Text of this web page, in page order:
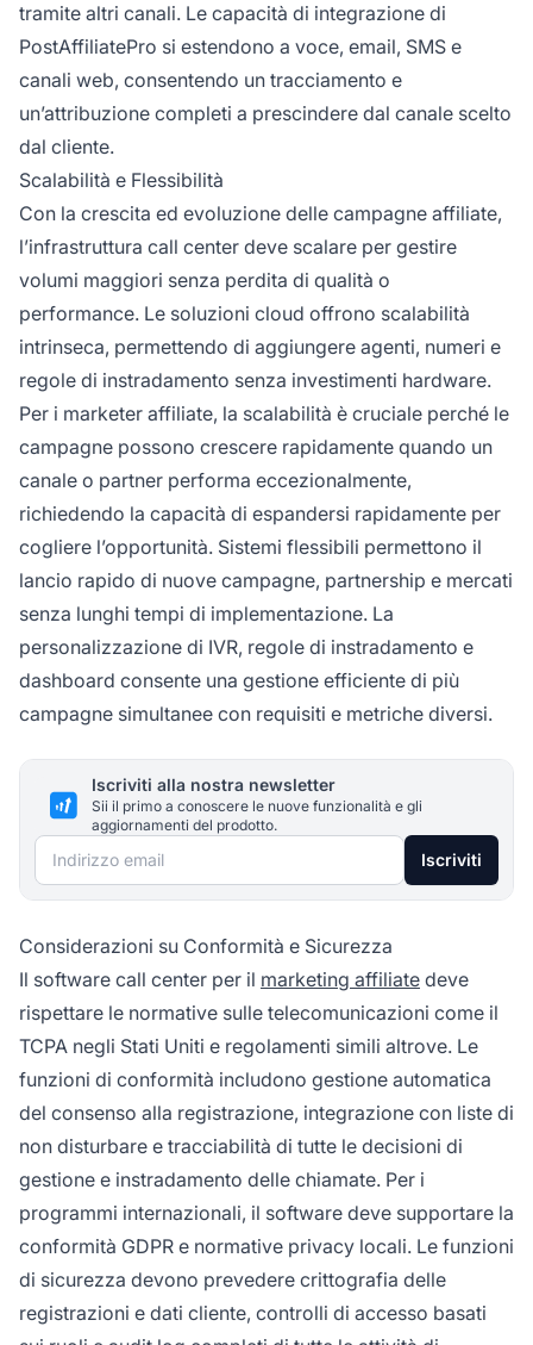
tramite altri canali. Le capacità di integrazione di
PostAffiliatePro si estendono a voce, email, SMS e
canali web, consentendo un tracciamento e
un’attribuzione completi a prescindere dal canale scelto
dal cliente.
Scalabilità e Flessibilità
Con la crescita ed evoluzione delle campagne affiliate,
l’infrastruttura call center deve scalare per gestire
volumi maggiori senza perdita di qualità o
performance. Le soluzioni cloud offrono scalabilità
intrinseca, permettendo di aggiungere agenti, numeri e
regole di instradamento senza investimenti hardware.
Per i marketer affiliate, la scalabilità è cruciale perché le
campagne possono crescere rapidamente quando un
canale o partner performa eccezionalmente,
richiedendo la capacità di espandersi rapidamente per
cogliere l’opportunità. Sistemi flessibili permettono il
lancio rapido di nuove campagne, partnership e mercati
senza lunghi tempi di implementazione. La
personalizzazione di IVR, regole di instradamento e
dashboard consente una gestione efficiente di più
campagne simultanee con requisiti e metriche diversi.
Iscriviti alla nostra newsletter
Sii il primo a conoscere le nuove funzionalità e gli
aggiornamenti del prodotto.
Indirizzo email Iscriviti
Considerazioni su Conformità e Sicurezza
Il software call center per il marketing affiliate deve
rispettare le normative sulle telecomunicazioni come il
TCPA negli Stati Uniti e regolamenti simili altrove. Le
funzioni di conformità includono gestione automatica
del consenso alla registrazione, integrazione con liste di
non disturbare e tracciabilità di tutte le decisioni di
gestione e instradamento delle chiamate. Per i
programmi internazionali, il software deve supportare la
conformità GDPR e normative privacy locali. Le funzioni
di sicurezza devono prevedere crittografia delle
registrazioni e dati cliente, controlli di accesso basati